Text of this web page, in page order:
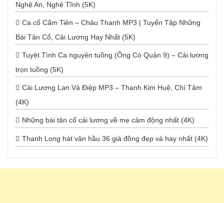
Nghệ An, Nghệ Tĩnh (5K)
Ca cổ Cẩm Tiên – Châu Thanh MP3 | Tuyển Tập Những
Bài Tân Cổ, Cải Lương Hay Nhất (5K)
Tuyệt Tình Ca nguyên tuồng (Ông Cò Quận 9) – Cải lương
trọn tuồng (5K)
Cải Lương Lan Và Điệp MP3 – Thanh Kim Huệ, Chí Tâm
(4K)
Những bài tân cổ cải lương về mẹ cảm động nhất (4K)
Thanh Long hát văn hầu 36 giá đồng đẹp và hay nhất (4K)